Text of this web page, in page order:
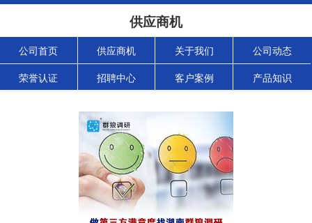
供应商机
公司首页 供应商机 关于我们 公司动态
荣誉认证 招聘中心 客户案例 产品知识